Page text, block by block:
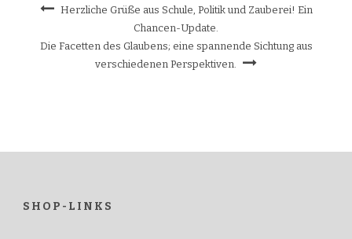
Herzliche Grüße aus Schule, Politik und Zauberei! Ein
Chancen-Update.
Die Facetten des Glaubens; eine spannende Sichtung aus
verschiedenen Perspektiven.
SHOP-LINKS